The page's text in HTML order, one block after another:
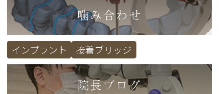
噛み合わせ
インプラント 接着ブリッジ
院長ブログ